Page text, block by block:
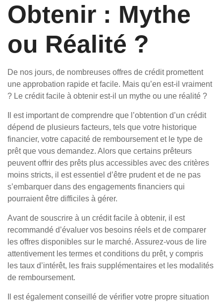
Obtenir : Mythe
ou Réalité ?
De nos jours, de nombreuses offres de crédit promettent
une approbation rapide et facile. Mais qu’en est-il vraiment
? Le crédit facile à obtenir est-il un mythe ou une réalité ?
Il est important de comprendre que l’obtention d’un crédit
dépend de plusieurs facteurs, tels que votre historique
financier, votre capacité de remboursement et le type de
prêt que vous demandez. Alors que certains prêteurs
peuvent offrir des prêts plus accessibles avec des critères
moins stricts, il est essentiel d’être prudent et de ne pas
s’embarquer dans des engagements financiers qui
pourraient être difficiles à gérer.
Avant de souscrire à un crédit facile à obtenir, il est
recommandé d’évaluer vos besoins réels et de comparer
les offres disponibles sur le marché. Assurez-vous de lire
attentivement les termes et conditions du prêt, y compris
les taux d’intérêt, les frais supplémentaires et les modalités
de remboursement.
Il est également conseillé de vérifier votre propre situation